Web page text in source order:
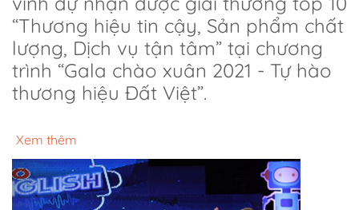
“Thương hiệu tin cậy, Sản phẩm chất
lượng, Dịch vụ tận tâm” tại chương
trình “Gala chào xuân 2021 - Tự hào
thương hiệu Đất Việt”.
Xem thêm